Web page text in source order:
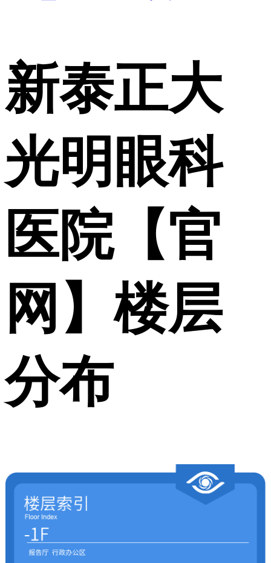
新泰正大
光明眼科
医院【官
网】楼层
分布